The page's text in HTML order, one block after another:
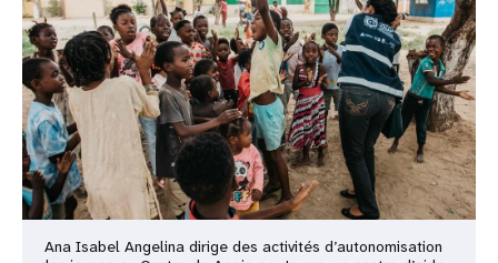
Ana Isabel Angelina dirige des activités d’autonomisation